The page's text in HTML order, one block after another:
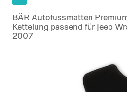
BÄR Autofussmatten
Kettelung passend für Jeep
2007